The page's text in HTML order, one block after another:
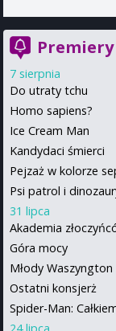
Premiery
7 sierpnia
Do utraty tchu
Homo sapiens?
Ice Cream Man
Kandydaci śmierci
Pejzaż w kolorze
Psi patrol i
31 lipca
Akademia
Góra mocy
Młody Waszyngton
Ostatni konsjerż
Spider-Man: